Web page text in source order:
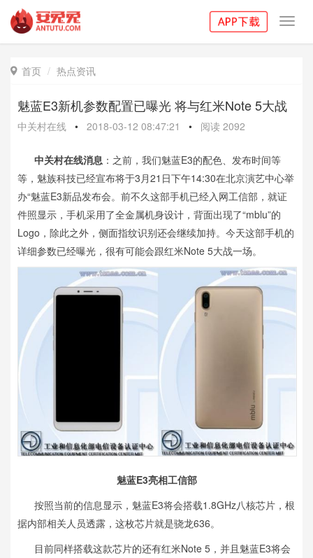
 首页 热点资讯
魅蓝E3新机参数配置已曝光 将与红米Note 5大战
中关村在线 • 2018-03-12 08:47:21 • 阅读 2092
中关村在线消息 ：之前，我们魅蓝E3的配色、发布时间等
等，魅族科技已经宣布将于3月21日下午14:30在北京演艺中心举
办“魅蓝E3新品发布会。前不久这部手机已经入网工信部，就证
件照显示，手机采用了全金属机身设计，背面出现了“mblu”的
Logo，除此之外，侧面指纹识别还会继续加持。今天这部手机的
详细参数已经曝光，很有可能会跟红米Note 5大战一场。
魅蓝E3亮相工信部
按照当前的信息显示，魅蓝E3将会搭载1.8GHz八核芯片，根
据内部相关人员透露，这枚芯片就是骁龙636。
目前同样搭载这款芯片的还有红米Note 5，并且魅蓝E3将会